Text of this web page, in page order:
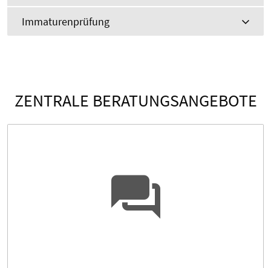
Immaturenprüfung
ZENTRALE BERATUNGSANGEBOTE